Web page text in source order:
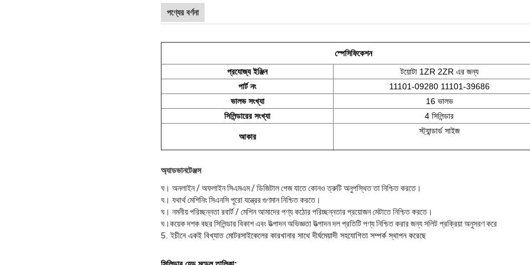
পণ্যের বর্ণনা
স্পেসিফিকেশন
প্রযোজ্য ইঞ্জিন
টয়োটা 1ZR 2ZR এর জন্য
পার্ট নং
11101-09280 11101-39686
ভালভ সংখ্যা
16 ভালভ
সিলিন্ডারের সংখ্যা
4 সিলিন্ডার
আকার
স্ট্যান্ডার্ড সাইজ
অ্যাডভানটেঞ্জস
ঘ। অনলাইন / অফলাইন সিএমএম / ডিজিটাল গেজ যাতে কোনও ত্রুটি অনুপস্থিত তা নিশ্চিত করতে।
ঘ। যথার্থ মেশিনিং সিএনসি পুরো যন্ত্রের গুণমান নিশ্চিত করতে ।
ঘ। নমনীয় পরিচ্ছন্নতা রবার্ট / মেশিন আমাদের পণ্য কঠোর পরিচ্ছন্নতার প্রয়োজন মেটাতে নিশ্চিত করতে ।
ঘ।কয়েক দশক বছর সিলিন্ডার বিকাশ এবং উত্পাদন অভিজ্ঞতা উত্পাদন দল প্রতিটি পণ্য নিশ্চিত করার জন্য সলিট প্রক্রিয়া অনুসরণ করে
5. ইচীনে একই বিখ্যাত মোটরসাইকেলের কারখানার সাথে দীর্ঘমেয়াদী সহযোগিতা সম্পর্ক স্থাপন করেছে